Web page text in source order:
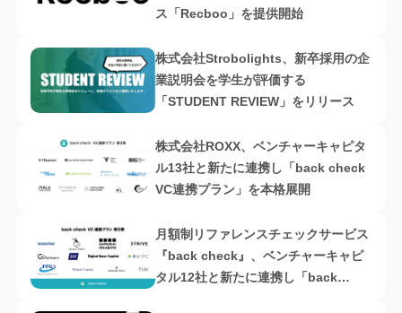
ス「Recboo」を提供開始
株式会社Strobolights、新卒採用の企
業説明会を学生が評価する
「STUDENT REVIEW」をリリース
株式会社ROXX、ベンチャーキャピタ
ル13社と新たに連携し「back check
VC連携プラン」を本格展開
月額制リファレンスチェックサービス
『back check』、ベンチャーキャピ
タル12社と新たに連携し「back